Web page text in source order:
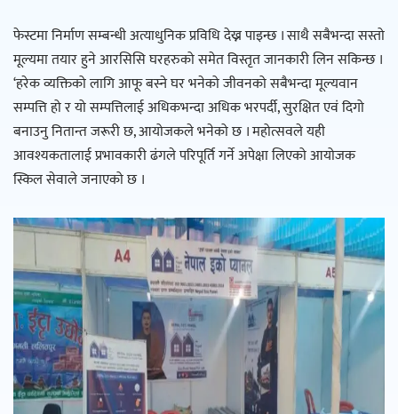
फेस्टमा निर्माण सम्बन्धी अत्याधुनिक प्रविधि देख्न पाइन्छ । साथै सबैभन्दा सस्तो
मूल्यमा तयार हुने आरसिसि घरहरुको समेत विस्तृत जानकारी लिन सकिन्छ ।
‘हरेक व्यक्तिको लागि आफू बस्ने घर भनेको जीवनको सबैभन्दा मूल्यवान
सम्पत्ति हो र यो सम्पत्तिलाई अधिकभन्दा अधिक भरपर्दी, सुरक्षित एवं दिगो
बनाउनु नितान्त जरूरी छ, आयोजकले भनेको छ । महोत्सवले यही
आवश्यकतालाई प्रभावकारी ढंगले परिपूर्ति गर्ने अपेक्षा लिएको आयोजक
स्किल सेवाले जनाएको छ ।